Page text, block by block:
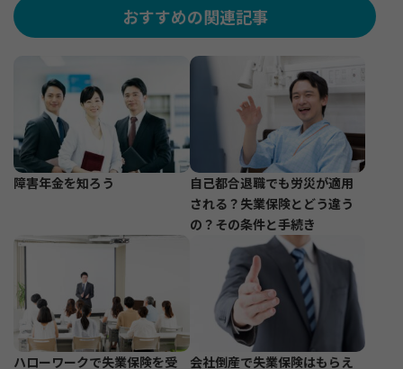
おすすめの関連記事
障害年金を知ろう
自己都合退職でも労災が適用
される？失業保険とどう違う
の？その条件と手続き
ハローワークで失業保険を受 会社倒産で失業保険はもらえ